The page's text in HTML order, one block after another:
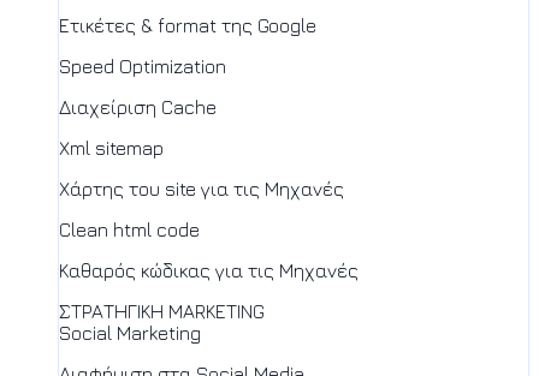
Ετικέτες & format της Google
Speed Optimization
Διαχείριση Cache
Xml sitemap
Χάρτης του site για τις Μηχανές
Clean html code
Καθαρός κώδικας για τις Μηχανές
ΣΤΡΑΤΗΓΙΚΗ MARKETING
Social Marketing